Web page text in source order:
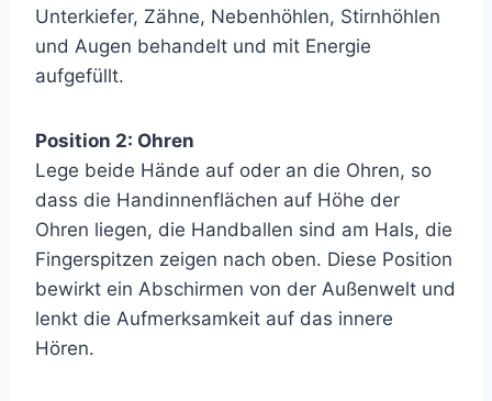
Unterkiefer, Zähne, Nebenhöhlen, Stirnhöhlen
und Augen behandelt und mit Energie
aufgefüllt.
Position 2: Ohren
Lege beide Hände auf oder an die Ohren, so
dass die Handinnenflächen auf Höhe der
Ohren liegen, die Handballen sind am Hals, die
Fingerspitzen zeigen nach oben. Diese Position
bewirkt ein Abschirmen von der Außenwelt und
lenkt die Aufmerksamkeit auf das innere
Hören.